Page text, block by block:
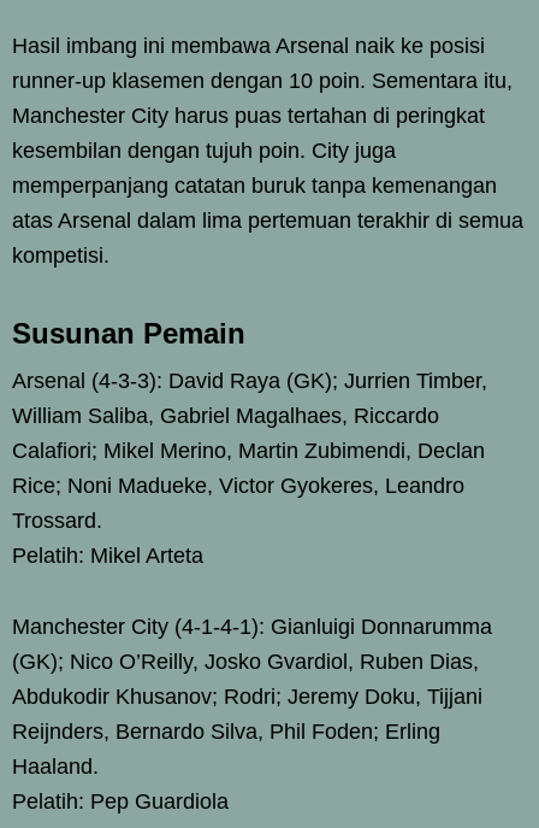
Hasil imbang ini membawa Arsenal naik ke posisi
runner-up klasemen dengan 10 poin. Sementara itu,
Manchester City harus puas tertahan di peringkat
kesembilan dengan tujuh poin. City juga
memperpanjang catatan buruk tanpa kemenangan
atas Arsenal dalam lima pertemuan terakhir di semua
kompetisi.
Susunan Pemain
Arsenal (4-3-3): David Raya (GK); Jurrien Timber,
William Saliba, Gabriel Magalhaes, Riccardo
Calafiori; Mikel Merino, Martin Zubimendi, Declan
Rice; Noni Madueke, Victor Gyokeres, Leandro
Trossard.
Pelatih: Mikel Arteta
Manchester City (4-1-4-1): Gianluigi Donnarumma
(GK); Nico O’Reilly, Josko Gvardiol, Ruben Dias,
Abdukodir Khusanov; Rodri; Jeremy Doku, Tijjani
Reijnders, Bernardo Silva, Phil Foden; Erling
Haaland.
Pelatih: Pep Guardiola